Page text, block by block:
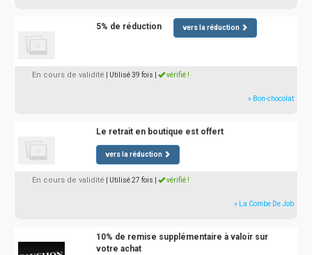
5% de réduction vers la réduction
En cours de validité | Utilisé 39 fois vérifié !
» Bon-chocolat
Le retrait en boutique est offert
vers la réduction
En cours de validité | Utilisé 27 fois vérifié !
» La Combe De Job
10% de remise supplémentaire à valoir sur
votre achat